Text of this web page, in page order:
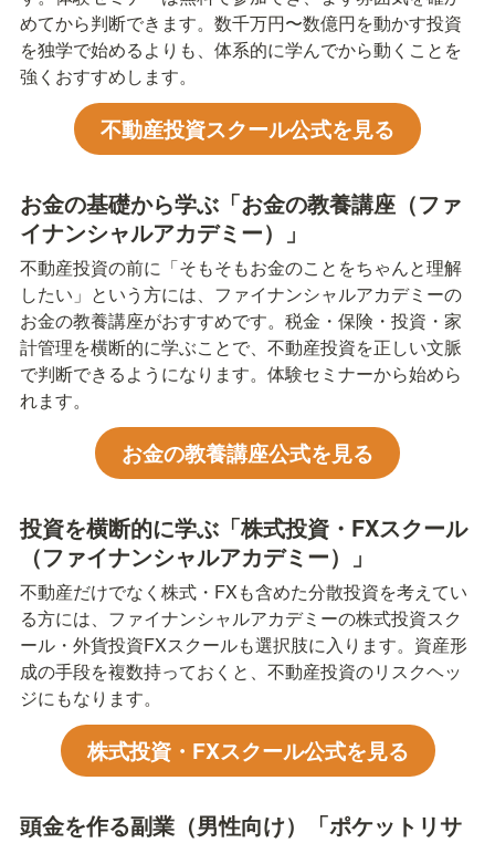
めてから判断できます。数千万円〜数億円を動かす投資
を独学で始めるよりも、体系的に学んでから動くことを
強くおすすめします。
不動産投資スクール公式を見る
お金の基礎から学ぶ「お金の教養講座（ファ
イナンシャルアカデミー）」
不動産投資の前に「そもそもお金のことをちゃんと理解
したい」という方には、ファイナンシャルアカデミーの
お金の教養講座がおすすめです。税金・保険・投資・家
計管理を横断的に学ぶことで、不動産投資を正しい文脈
で判断できるようになります。体験セミナーから始めら
れます。
お金の教養講座公式を見る
投資を横断的に学ぶ「株式投資・FXスクール
（ファイナンシャルアカデミー）」
不動産だけでなく株式・FXも含めた分散投資を考えてい
る方には、ファイナンシャルアカデミーの株式投資スク
ール・外貨投資FXスクールも選択肢に入ります。資産形
成の手段を複数持っておくと、不動産投資のリスクヘッ
ジにもなります。
株式投資・FXスクール公式を見る
頭金を作る副業（男性向け）「ポケットリサ